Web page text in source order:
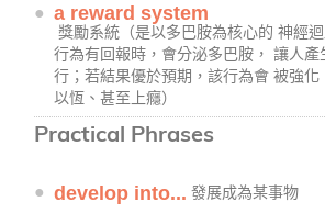
● a reward system
獎勵系統（是以多巴胺為核心的 神經
行為有回報時，會分泌多巴胺， 讓人產
行；若結果優於預期，該行為會 被強化
以恆、甚至上癮）
Practical Phrases
● develop into... 發展成為某事物